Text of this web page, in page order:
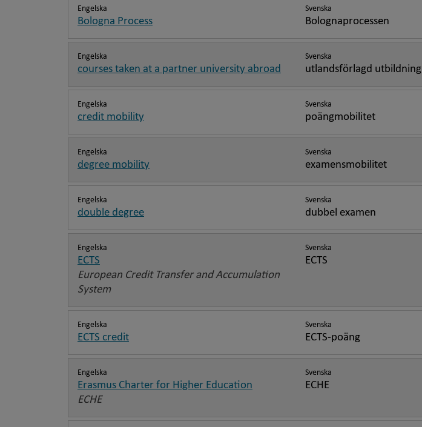
Engelska
Bologna Process
Svenska
Bolognaprocessen
Engelska
courses taken at a partner university abroad
Svenska
utlandsförlagd utbildning
Engelska
credit mobility
Svenska
poängmobilitet
Engelska
degree mobility
Svenska
examensmobilitet
Engelska
double degree
Svenska
dubbel examen
Engelska
ECTS
European Credit Transfer and Accumulation
System
Svenska
ECTS
Engelska
ECTS credit
Svenska
ECTS-poäng
Engelska
Erasmus Charter for Higher Education
ECHE
Svenska
ECHE